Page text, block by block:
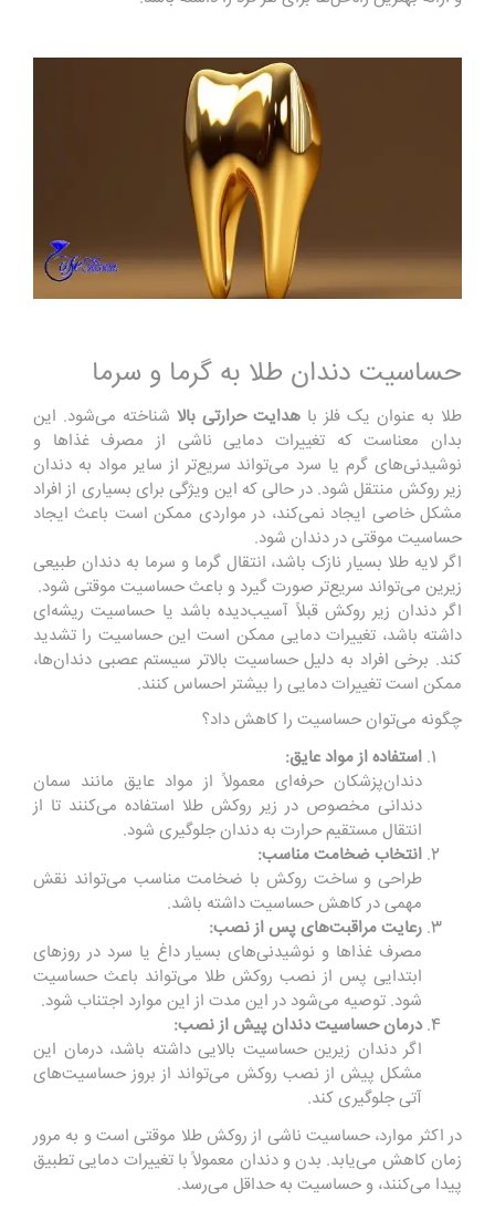
حساسیت دندان طلا به گرما و سرما
طلا به عنوان یک فلز با هدایت حرارتی بالا شناخته می‌شود. این
بدان معناست که تغییرات دمایی ناشی از مصرف غذاها و
نوشیدنی‌های گرم یا سرد می‌تواند سریع‌تر از سایر مواد به دندان
زیر روکش منتقل شود. در حالی که این ویژگی برای بسیاری از افراد
مشکل خاصی ایجاد نمی‌کند، در مواردی ممکن است باعث ایجاد
حساسیت موقتی در دندان شود.
اگر لایه طلا بسیار نازک باشد، انتقال گرما و سرما به دندان طبیعی
زیرین می‌تواند سریع‌تر صورت گیرد و باعث حساسیت موقتی شود.
اگر دندان زیر روکش قبلاً آسیب‌دیده باشد یا حساسیت ریشه‌ای
داشته باشد، تغییرات دمایی ممکن است این حساسیت را تشدید
کند. برخی افراد به دلیل حساسیت بالاتر سیستم عصبی دندان‌ها،
ممکن است تغییرات دمایی را بیشتر احساس کنند.
چگونه می‌توان حساسیت را کاهش داد؟
استفاده از مواد عایق:
دندان‌پزشکان حرفه‌ای معمولاً از مواد عایق مانند سمان
دندانی مخصوص در زیر روکش طلا استفاده می‌کنند تا از
انتقال مستقیم حرارت به دندان جلوگیری شود.
انتخاب ضخامت مناسب:
طراحی و ساخت روکش با ضخامت مناسب می‌تواند نقش
مهمی در کاهش حساسیت داشته باشد.
رعایت مراقبت‌های پس از نصب:
مصرف غذاها و نوشیدنی‌های بسیار داغ یا سرد در روزهای
ابتدایی پس از نصب روکش طلا می‌تواند باعث حساسیت
شود. توصیه می‌شود در این مدت از این موارد اجتناب شود.
درمان حساسیت دندان پیش از نصب:
اگر دندان زیرین حساسیت بالایی داشته باشد، درمان این
مشکل پیش از نصب روکش می‌تواند از بروز حساسیت‌های
آتی جلوگیری کند.
در اکثر موارد، حساسیت ناشی از روکش طلا موقتی است و به مرور
زمان کاهش می‌یابد. بدن و دندان معمولاً با تغییرات دمایی تطبیق
پیدا می‌کنند، و حساسیت به حداقل می‌رسد.